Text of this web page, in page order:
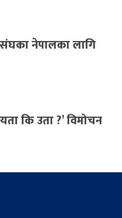
संघका नेपालका लागि
कि उता ?’ विमोचन